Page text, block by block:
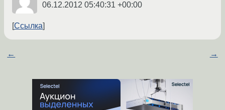
06.12.2012 05:40:31 +00:00
Ссылка
← →